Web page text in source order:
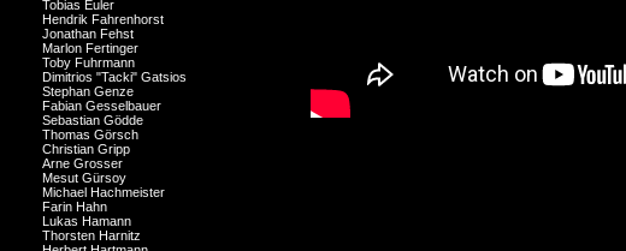
Tobias Euler
Hendrik Fahrenhorst
Jonathan Fehst
Marlon Fertinger
Toby Fuhrmann
Dimitrios "Tacki" Gatsios
Stephan Genze
Fabian Gesselbauer
Sebastian Gödde
Thomas Görsch
Christian Gripp
Arne Grosser
Mesut Gürsoy
Michael Hachmeister
Farin Hahn
Lukas Hamann
Thorsten Harnitz